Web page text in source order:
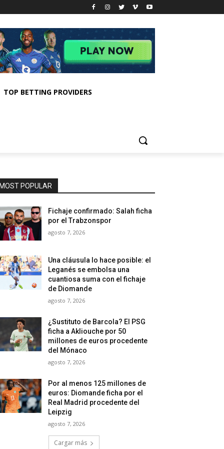
TOP BETTING PROVIDERS
MOST POPULAR
Fichaje confirmado: Salah ficha
por el Trabzonspor
agosto 7, 2026
Una cláusula lo hace posible: el
Leganés se embolsa una
cuantiosa suma con el fichaje
de Diomande
agosto 7, 2026
¿Sustituto de Barcola? El PSG
ficha a Akliouche por 50
millones de euros procedente
del Mónaco
agosto 7, 2026
Por al menos 125 millones de
euros: Diomande ficha por el
Real Madrid procedente del
Leipzig
agosto 7, 2026
Cargar más